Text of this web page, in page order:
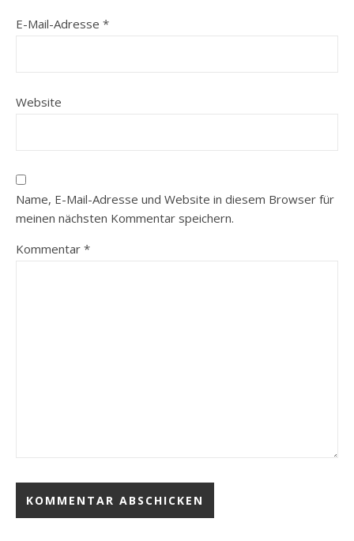
E-Mail-Adresse *
Website
Name, E-Mail-Adresse und Website in diesem Browser für
meinen nächsten Kommentar speichern.
Kommentar *